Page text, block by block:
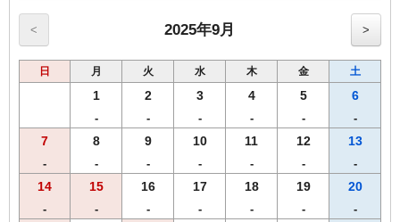
< 2025年9月 >
日 月 火 水 木 金 土
1
-
2
-
3
-
4
-
5
-
6
-
7
-
8
-
9
-
10
-
11
-
12
-
13
-
14
-
15
-
16
-
17
-
18
-
19
-
20
-